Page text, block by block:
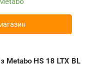
Metabo HS 18 LTX BL